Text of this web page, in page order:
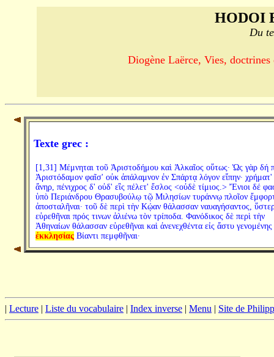
HODOI
Du
Diogène Laërce, Vies,
Texte grec :
[1,31] Μέμνηται τοῦ Ἀριστοδήμου καὶ Ἀλκαῖος οὕτως· Ὡς γὰρ δή
Ἀριστόδαμον φαῖσ' οὐκ ἀπάλαμνον ἐν Σπάρτᾳ λόγον εἴπην· χρήματ'
ἄνηρ, πένιχρος δ' οὐδ' εἲς πέλετ' ἔσλος <οὐδὲ τίμιος.> Ἔνιοι δέ
ὑπὸ Περιάνδρου Θρασυβούλῳ τῷ Μιλησίων τυράννῳ πλοῖον
ἀποσταλῆναι· τοῦ δὲ περὶ τὴν Κῴαν θάλασσαν ναυαγήσαντος,
εὑρεθῆναι πρός τινων ἁλιένω τὸν τρίποδα. Φανόδικος δὲ περὶ τὴν
Ἀθηναίων θάλασσαν εὑρεθῆναι καὶ ἀνενεχθέντα εἰς ἄστυ γενομένης
ἐκκλησίαςΒίαντι πεμφθῆναι·
| Lecture | Liste du vocabulaire | Index inverse | Menu | Site de